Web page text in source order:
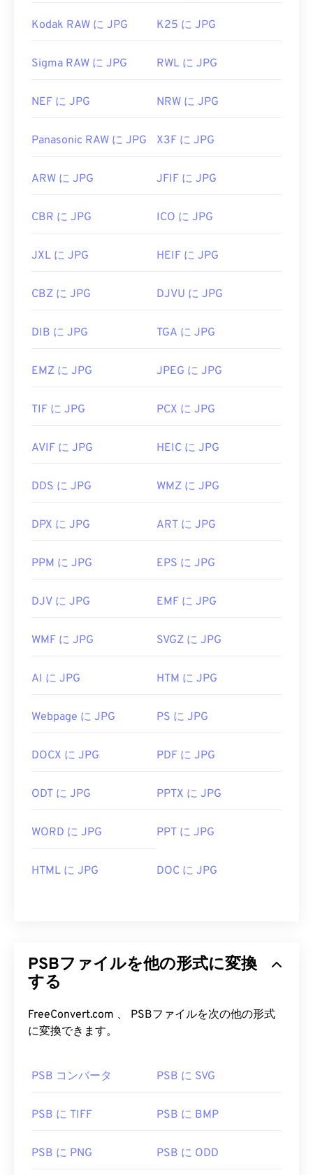
Kodak RAW に JPG K25 に JPG
Sigma RAW に JPG RWL に JPG
NEF に JPG NRW に JPG
Panasonic RAW に JPG X3F に JPG
ARW に JPG JFIF に JPG
CBR に JPG ICO に JPG
JXL に JPG HEIF に JPG
CBZ に JPG DJVU に JPG
DIB に JPG TGA に JPG
EMZ に JPG JPEG に JPG
TIF に JPG PCX に JPG
AVIF に JPG HEIC に JPG
DDS に JPG WMZ に JPG
DPX に JPG ART に JPG
PPM に JPG EPS に JPG
DJV に JPG EMF に JPG
WMF に JPG SVGZ に JPG
AI に JPG HTM に JPG
Webpage に JPG PS に JPG
DOCX に JPG PDF に JPG
ODT に JPG PPTX に JPG
WORD に JPG PPT に JPG
HTML に JPG DOC に JPG
PSBファイルを他の形式に変換
する
FreeConvert.com 、 PSBファイルを次の他の形式
に変換できます。
PSB コンバータ PSB に SVG
PSB に TIFF PSB に BMP
PSB に PNG PSB に ODD